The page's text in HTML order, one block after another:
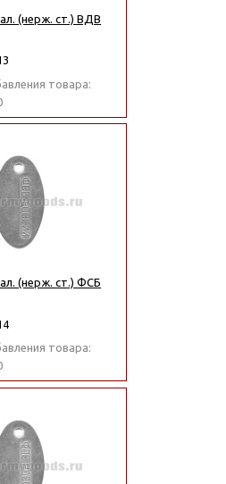
(нерж. ст.) ВДВ
товара:
(нерж. ст.) ФСБ
товара: